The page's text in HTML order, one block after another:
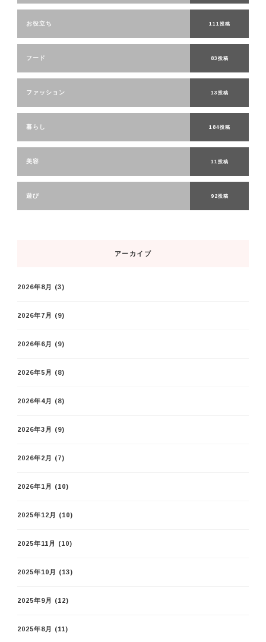
お役立ち 111投稿
フード 83投稿
ファッション 13投稿
暮らし 184投稿
美容 11投稿
遊び 92投稿
アーカイブ
2026年8月 (3)
2026年7月 (9)
2026年6月 (9)
2026年5月 (8)
2026年4月 (8)
2026年3月 (9)
2026年2月 (7)
2026年1月 (10)
2025年12月 (10)
2025年11月 (10)
2025年10月 (13)
2025年9月 (12)
2025年8月 (11)